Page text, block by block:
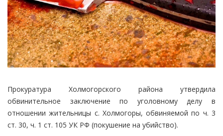
Прокуратура Холмогорского района утвердила
обвинительное заключение по уголовному делу в
отношении жительницы с. Холмогоры, обвиняемой по ч. 3
ст. 30, ч. 1 ст. 105 УК РФ (покушение на убийство).